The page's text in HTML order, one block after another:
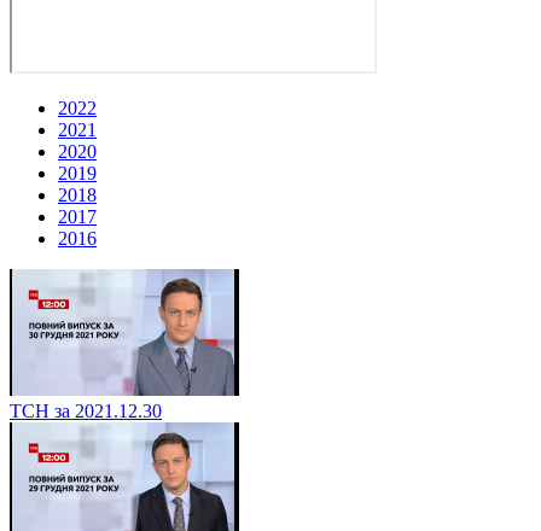
2022
2021
2020
2019
2018
2017
2016
ТСН за 2021.12.30